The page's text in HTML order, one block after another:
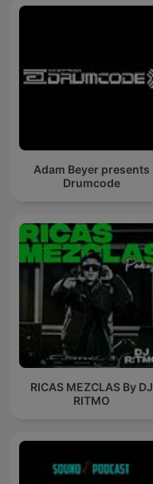
Adam Beyer presents
Drumcode
RICAS MEZCLAS By DJ
RITMO